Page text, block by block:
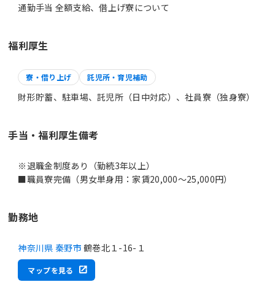
通勤手当 全額支給、借上げ寮について
福利厚生
寮・借り上げ 託児所・育児補助
財形貯蓄、駐車場、託児所（日中対応）、社員寮（独身寮）
手当・福利厚生備考
※退職金制度あり（勤続3年以上）
■職員寮完備（男女単身用：家賃20,000～25,000円）
勤務地
神奈川県 秦野市 鶴巻北１-16-１
マップを見る